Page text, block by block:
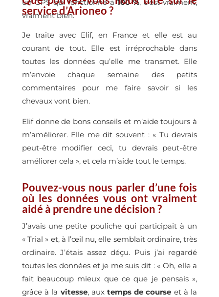
un GPS qui fonctionne à100 %, c’est vraiment,
vraiment bien.
service d’Arioneo ?
Je traite avec Elif, en France et elle est au
courant de tout. Elle est irréprochable dans
toutes les données qu’elle me transmet. Elle
m’envoie chaque semaine des petits
commentaires pour me faire savoir si les
chevaux vont bien.
Elif donne de bons conseils et m’aide toujours à
m’améliorer. Elle me dit souvent : « Tu devrais
peut-être modifier ceci, tu devrais peut-être
améliorer cela », et cela m’aide tout le temps.
Pouvez-vous nous parler d’une fois
où les données vous ont vraiment
aidé à prendre une décision ?
J’avais une petite pouliche qui participait à un
« Trial » et, à l’œil nu, elle semblait ordinaire, très
ordinaire. J’étais assez déçu. Puis j’ai regardé
toutes les données et je me suis dit : « Oh, elle a
fait beaucoup mieux que ce que je pensais »,
grâce à la vitesse, aux temps de course et à la